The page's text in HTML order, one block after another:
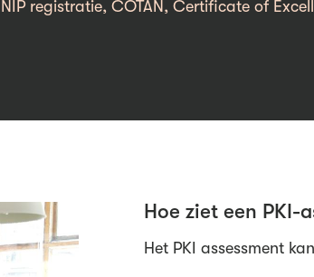
NIP registratie, COTAN, Certificate of
Hoe ziet een PKI-
Het PKI assessment